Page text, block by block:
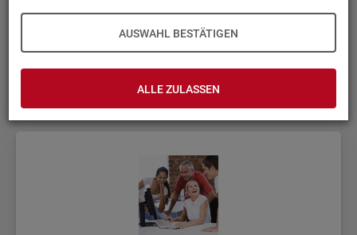
AUSWAHL BESTÄTIGEN
ALLE ZULASSEN
Kon­takt, Feed­back und Kri­tik